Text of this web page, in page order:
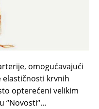
omogućavajući
elastičnosti krvnih
opterećeni velikim
“Novosti“…